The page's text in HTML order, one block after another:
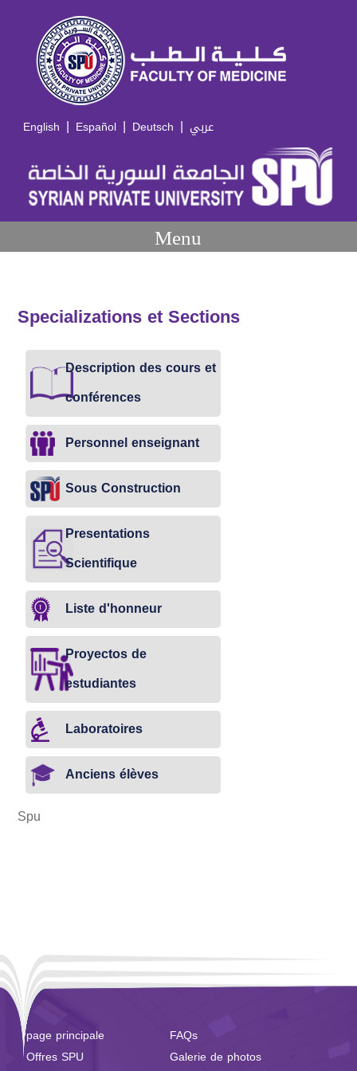
English | Español | Deutsch | عربي
Menu
Specializations et Sections
Description des cours et
conférences
Personnel enseignant
Sous Construction
Presentations
Scientifique
Liste d'honneur
Proyectos de
estudiantes
Laboratoires
Anciens élèves
Spu
page principale
FAQs
Offres SPU
Galerie de photos